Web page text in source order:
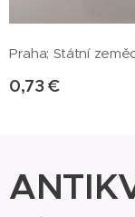
Praha; Státní
0,73 €